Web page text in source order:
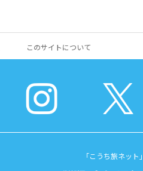
このサイトについて
「こうち旅ネッ